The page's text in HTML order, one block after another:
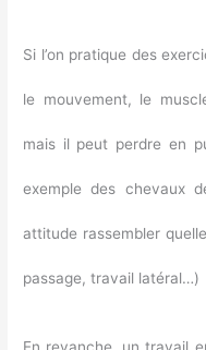
Si l’on pratique des
le mouvement, le
mais il peut perdre en
exemple des chevaux
attitude rassembler
passage, travail latéral…)